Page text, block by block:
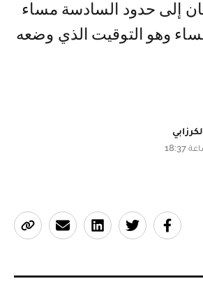
إلى حدود السادسة مساء
وهو التوقيت الذي وضعه